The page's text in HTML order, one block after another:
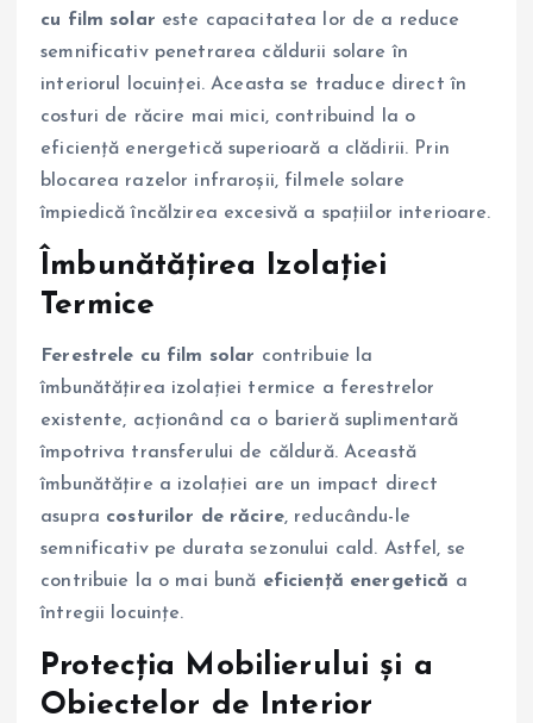
cu film solar este capacitatea lor de a reduce
semnificativ penetrarea căldurii solare în
interiorul locuinței. Aceasta se traduce direct în
costuri de răcire mai mici, contribuind la o
eficiență energetică superioară a clădirii. Prin
blocarea razelor infraroșii, filmele solare
împiedică încălzirea excesivă a spațiilor interioare.
Îmbunătățirea Izolației
Termice
Ferestrele cu film solar contribuie la
îmbunătățirea izolației termice a ferestrelor
existente, acționând ca o barieră suplimentară
împotriva transferului de căldură. Această
îmbunătățire a izolației are un impact direct
asupra costurilor de răcire, reducându-le
semnificativ pe durata sezonului cald. Astfel, se
contribuie la o mai bună eficiență energetică a
întregii locuințe.
Protecția Mobilierului și a
Obiectelor de Interior